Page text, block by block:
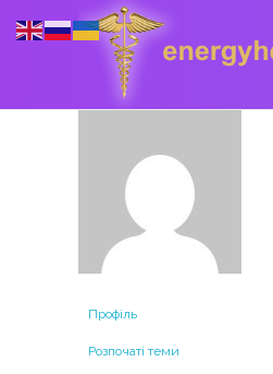
Профіль
Розпочаті теми